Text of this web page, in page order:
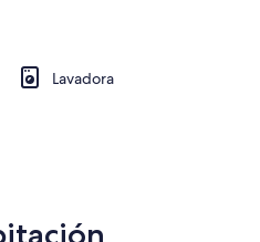
1 habitación y caja de seguridad en
Lavadora